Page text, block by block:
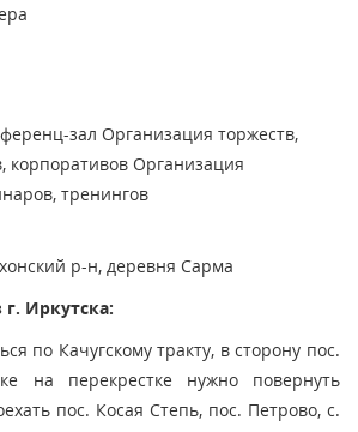
зал Организация торжеств,
корпоративов Организация
тренингов
р-н, деревня Сарма
Иркутска:
по Качугскому тракту, в сторону пос.
на перекрестке нужно повернуть
пос. Косая Степь, пос. Петрово, с.